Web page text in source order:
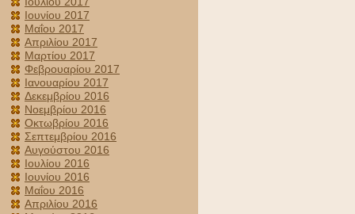
Ιουνίου 2017
Μαΐου 2017
Απριλίου 2017
Μαρτίου 2017
Φεβρουαρίου 2017
Ιανουαρίου 2017
Δεκεμβρίου 2016
Νοεμβρίου 2016
Οκτωβρίου 2016
Σεπτεμβρίου 2016
Αυγούστου 2016
Ιουλίου 2016
Ιουνίου 2016
Μαΐου 2016
Απριλίου 2016